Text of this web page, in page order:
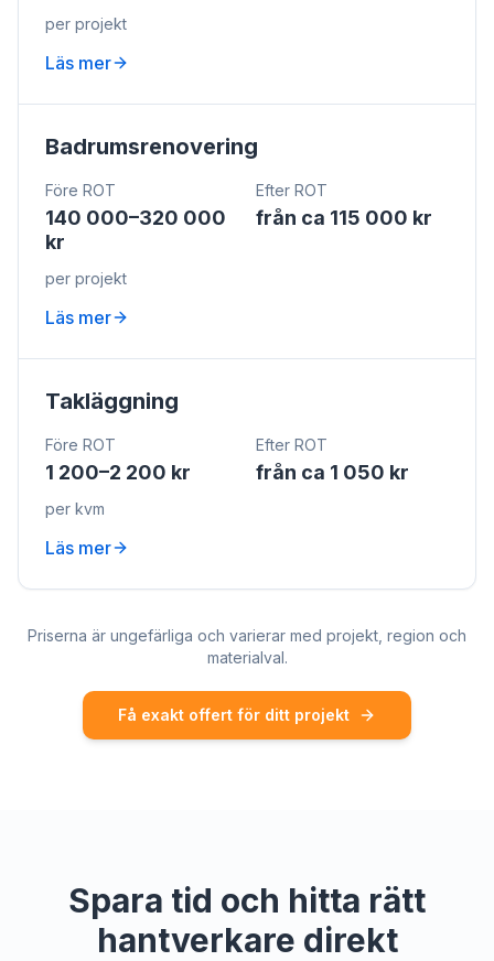
per projekt
Läs mer
Badrumsrenovering
Före ROT
140 000–320 000
kr
Efter ROT
från ca 115 000 kr
per projekt
Läs mer
Takläggning
Före ROT
1 200–2 200 kr
Efter ROT
från ca 1 050 kr
per kvm
Läs mer
Priserna är ungefärliga och varierar med projekt, region och
materialval.
Få exakt offert för ditt projekt
Spara tid och hitta rätt
hantverkare direkt